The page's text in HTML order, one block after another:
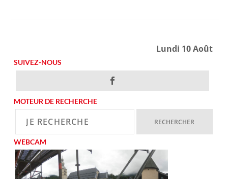
Lundi 10 Août
SUIVEZ-NOUS
MOTEUR DE RECHERCHE
WEBCAM